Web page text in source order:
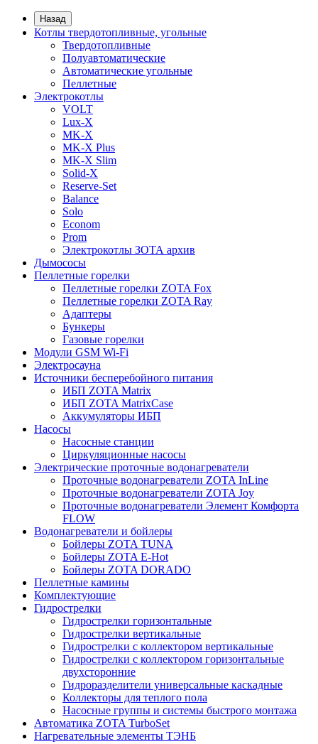
Назад
Котлы твердотопливные, угольные
Твердотопливные
Полуавтоматические
Автоматические угольные
Пеллетные
Электрокотлы
VOLT
Lux-X
MK-X
MK-X Plus
MK-X Slim
Solid-X
Reserve-Set
Balance
Solo
Econom
Prom
Электрокотлы ЗОТА архив
Дымососы
Пеллетные горелки
Пеллетные горелки ZOTA Fox
Пеллетные горелки ZOTA Ray
Адаптеры
Бункеры
Газовые горелки
Модули GSM Wi-Fi
Электросауна
Источники бесперебойного питания
ИБП ZOTA Matrix
ИБП ZOTA MatrixCase
Аккумуляторы ИБП
Насосы
Насосные станции
Циркуляционные насосы
Электрические проточные водонагреватели
Проточные водонагреватели ZOTA InLine
Проточные водонагреватели ZOTA Joy
Проточные водонагреватели Элемент Комфорта
FLOW
Водонагреватели и бойлеры
Бойлеры ZOTA TUNA
Бойлеры ZOTA E-Hot
Бойлеры ZOTA DORADO
Пеллетные камины
Комплектующие
Гидрострелки
Гидрострелки горизонтальные
Гидрострелки вертикальные
Гидрострелки с коллектором вертикальные
Гидрострелки с коллектором горизонтальные
двухсторонние
Гидроразделители универсальные каскадные
Коллекторы для теплого пола
Насосные группы и системы быстрого монтажа
Автоматика ZOTA TurboSet
Нагревательные элементы ТЭНБ